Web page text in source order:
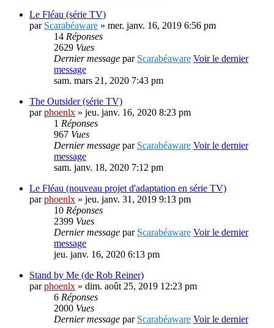
Le Fléau (série TV)
par Scarabéaware » mer. janv. 16, 2019 6:56 pm
14 Réponses
2629 Vues
Dernier message par Scarabéaware Voir le dernier
message
sam. mars 21, 2020 7:43 pm
The Outsider (série TV)
parphoenlx » jeu. janv. 16, 2020 8:23 pm
1 Réponses
967 Vues
Dernier message par Scarabéaware Voir le dernier
message
sam. janv. 18, 2020 7:12 pm
Le Fléau (nouveau projet d'adaptation en série TV)
parphoenlx » jeu. janv. 31, 2019 9:13 pm
10 Réponses
2399 Vues
Dernier message par Scarabéaware Voir le dernier
message
jeu. janv. 16, 2020 6:13 pm
Stand by Me (de Rob Reiner)
parphoenlx » dim. août 25, 2019 12:23 pm
6 Réponses
2000 Vues
Dernier message par Scarabéaware Voir le dernier